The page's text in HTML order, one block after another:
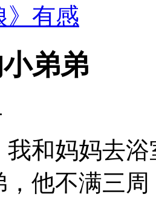
》有感
弟弟
妈妈去浴
，他不满三